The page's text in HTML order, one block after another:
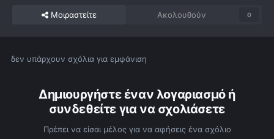
Μοιραστείτε Ακολουθούν 0
δεν υπάρχουν σχόλια για εμφάνιση
Δημιουργήστε έναν λογαριασμό ή
συνδεθείτε για να σχολιάσετε
Πρέπει να είσαι μέλος για να αφήσεις ένα σχόλιο